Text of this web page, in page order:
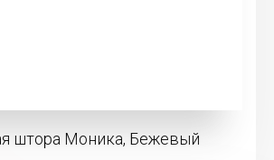
штора Моника, Бежевый